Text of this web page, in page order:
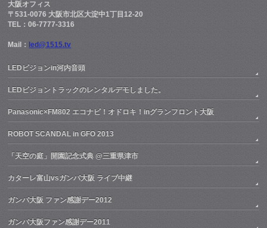
大阪オフィス
〒531-0076 大阪市北区大淀中1丁目12-20
TEL：06-7777-3316
Mail： led@1515.tv
LEDビジョンin河内音頭
LEDビジョントラックのレンタルデモしました。
Panasonic×FM802 エコナビ！オドロキ！inグランフロント大阪
ROBOT SCANDAL in GFO 2013
「天空の庭」開園記念式典 @三重県津市
カターレ富山vsガンバ大阪 ライブ中継
ガンバ大阪 ファン感謝デー2012
ガンバ大阪ファン感謝デー2011